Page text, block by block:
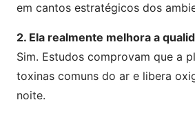
em cantos estratégicos dos
2. Ela realmente melhora a
Sim. Estudos comprovam que a
toxinas comuns do ar e libera
noite.